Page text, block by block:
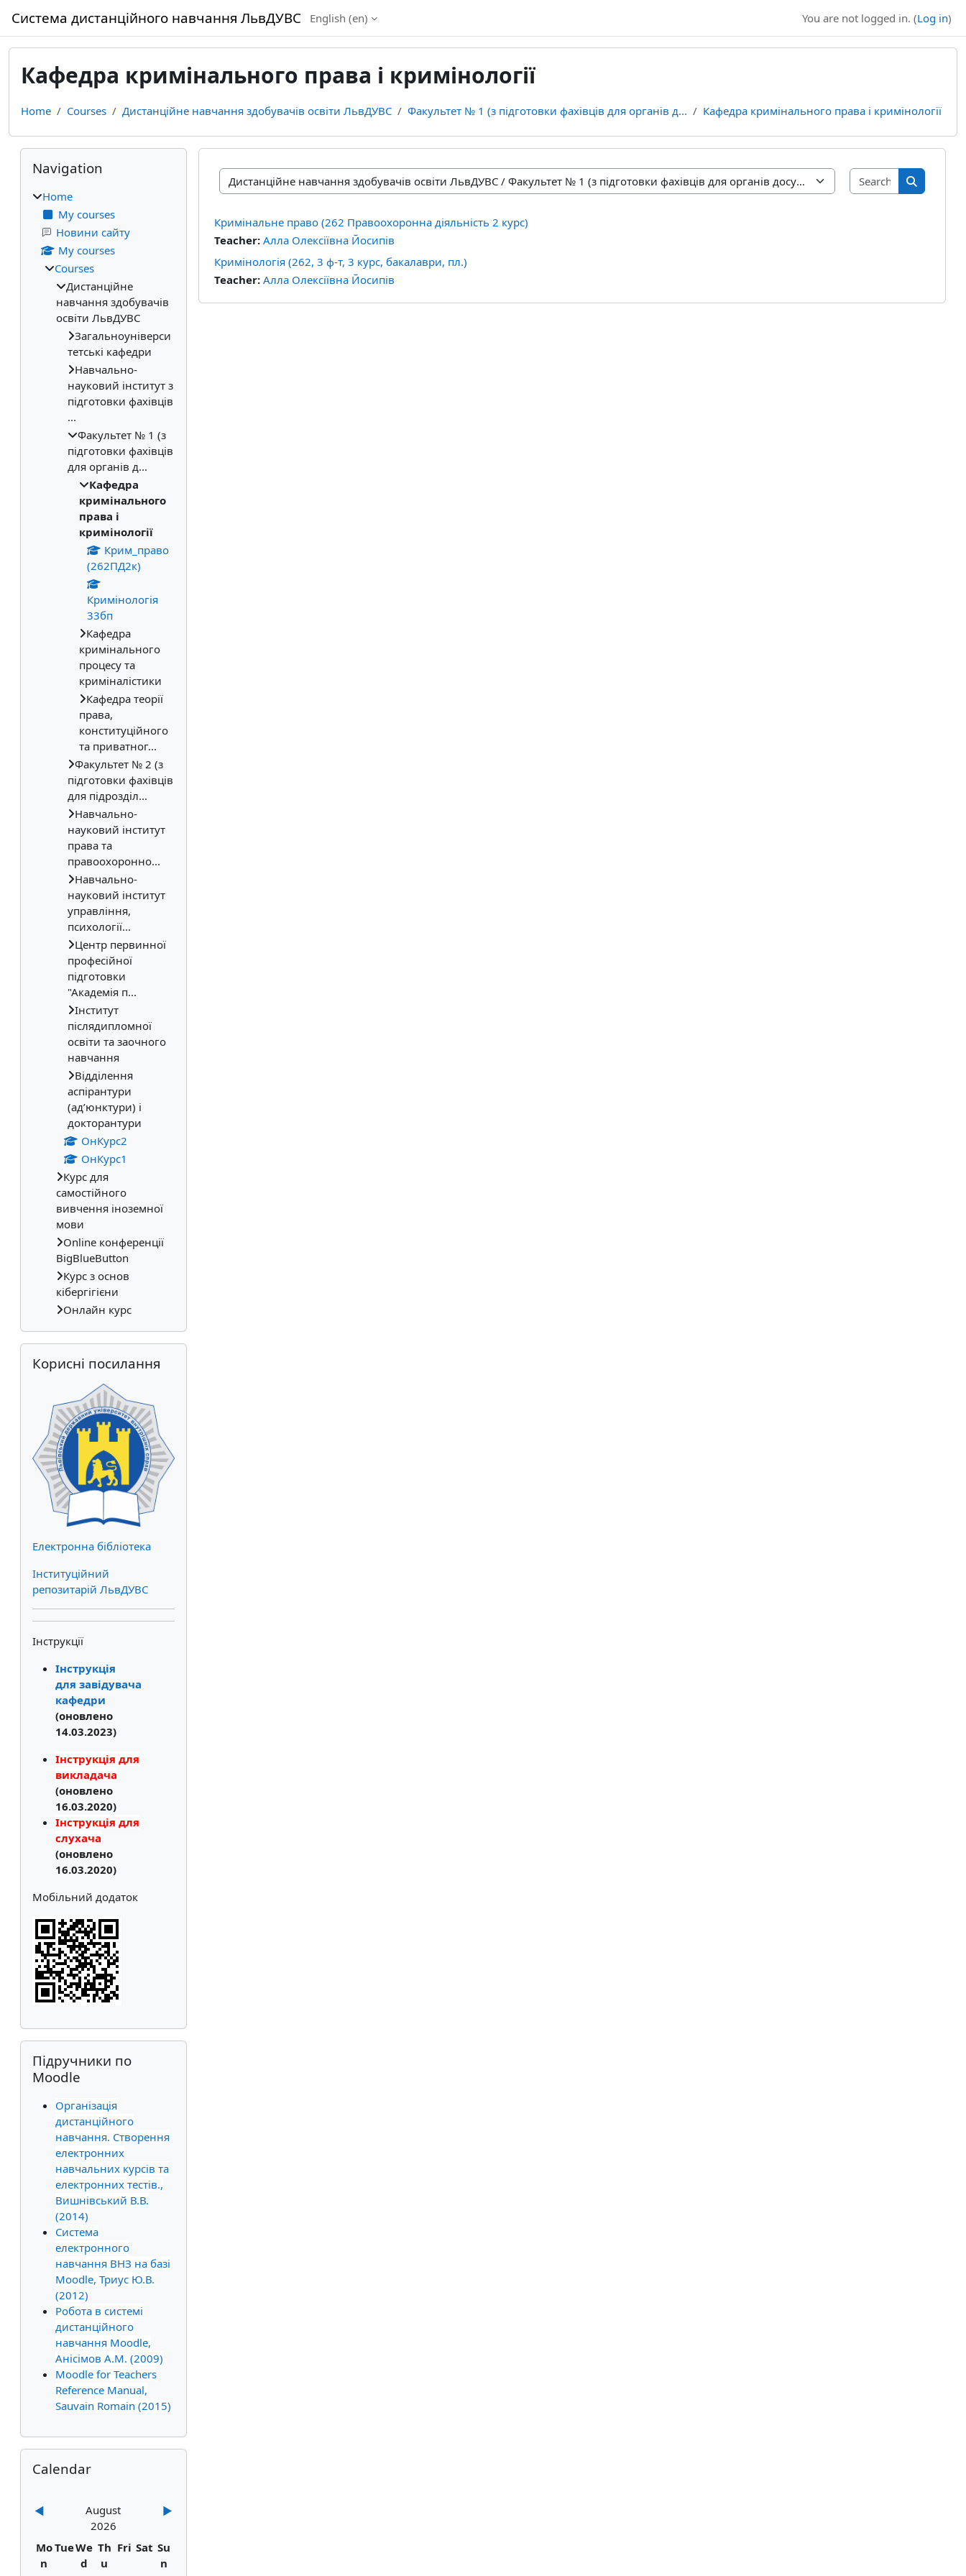
Система дистанційного навчання ЛьвДУВС English ‎(en)‎ You are not logged in. (Log in)
Кафедра кримінального права і кримінології
Home Courses Дистанційне навчання здобувачів освіти ЛьвДУВС Факультет № 1 (з підготовки фахівців для органів д... Кафедра кримінального права і кримінології
Course categories
Search
Search
Кримінальне право (262 Правоохоронна діяльність 2 курс)
Teacher: Алла Олексіївна Йосипів
Кримінологія (262, 3 ф-т, 3 курс, бакалаври, пл.)
Teacher: Алла Олексіївна Йосипів
Blocks
Skip Navigation
Navigation
Home
My courses
Новини сайту
My courses
Courses
Дистанційне
навчання здобувачів
освіти ЛьвДУВС
Загальноуніверси
тетські кафедри
Навчально-
науковий інститут з
підготовки фахівців
...
Факультет № 1 (з
підготовки фахівців
для органів д...
Кафедра
кримінального
права і
кримінології
Крим_право
(262ПД2к)
Кримінологія
33бп
Кафедра
кримінального
процесу та
криміналістики
Кафедра теорії
права,
конституційного
та приватног...
Факультет № 2 (з
підготовки фахівців
для підрозділ...
Навчально-
науковий інститут
права та
правоохоронно...
Навчально-
науковий інститут
управління,
психології...
Центр первинної
професійної
підготовки
"Академія п...
Інститут
післядипломної
освіти та заочного
навчання
Відділення
аспірантури
(ад’юнктури) і
докторантури
ОнКурс2
ОнКурс1
Курс для
самостійного
вивчення іноземної
мови
Online конференції
BigBlueButton
Курс з основ
кібергігієни
Онлайн курс
Skip Корисні посилання
Корисні посилання
Електронна бібліотека
Інституційний
репозитарій ЛьвДУВС
Інструкції
Інструкція
для завідувача
кафедри
(оновлено
14.03.2023)
Інструкція для
викладача
(оновлено
16.03.2020)
Інструкція для
слухача
(оновлено
16.03.2020)
Мобільний додаток
Skip Підручники по Moodle
Підручники по
Moodle
Організація
дистанційного
навчання. Створення
електронних
навчальних курсів та
електронних тестів.,
Вишнівський В.В.
(2014)
Система
електронного
навчання ВНЗ на базі
Moodle, Триус Ю.В.
(2012)
Робота в системі
дистанційного
навчання Moodle,
Анісімов А.М. (2009)
Moodle for Teachers
Reference Manual,
Sauvain Romain (2015)
Skip Calendar
Calendar
◀︎
August
2026
▶︎
Monday
Mo
n
Tuesday
TueWednesday
We
d
Thursday
Th
u
Friday
Fri Saturday
Sat Sunday
Su
n